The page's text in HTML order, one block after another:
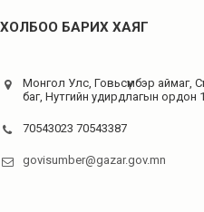
ХОЛБОО БАРИХ ХАЯГ
Монгол Улс, Говьсүмбэр аймаг,
баг, Нутгийн удирдлагын ордон
70543023 70543387
govisumber@gazar.gov.mn